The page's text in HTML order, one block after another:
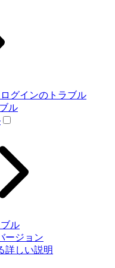
グインのトラブル
ル
ル
ージョン
詳しい説明